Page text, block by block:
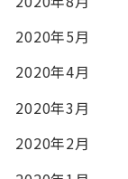
2020年5月
2020年4月
2020年3月
2020年2月